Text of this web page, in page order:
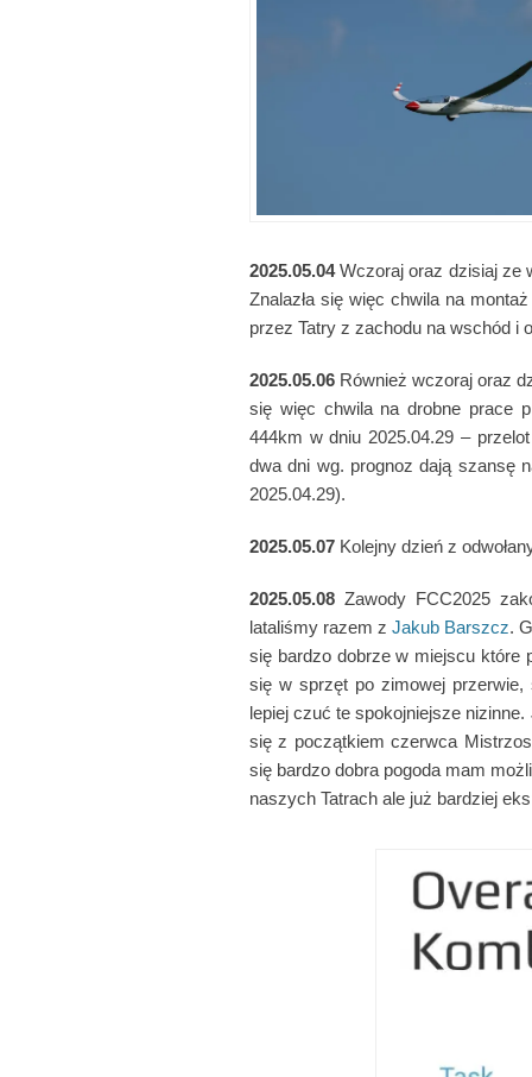
2025.05.04Wczoraj oraz dzisiaj ze
Znalazła się więc chwila na
przez Tatry z zachodu na wschód i
2025.05.06 Również wczoraj oraz
się więc chwila na drobne prace
444km w dniu 2025.04.29 –
dwa dni wg. prognoz dają szansę
2025.04.29).
2025.05.07 Kolejny dzień z
2025.05.08 Zawody FCC2025
lataliśmy razem zJakub Barszcz.
się bardzo dobrze w miejscu które
się w sprzęt po zimowej
lepiej czuć te spokojniejsze
się z początkiem czerwca
się bardzo dobra pogoda mam
naszych Tatrach ale już bardziej